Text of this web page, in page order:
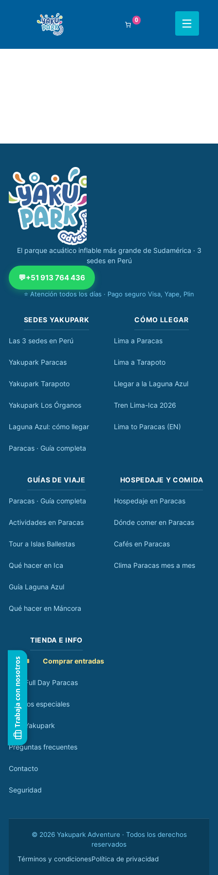
0
Navegación completa Yakupark
El parque acuático inflable más grande de Sudamérica · 3
sedes en Perú
💬+51 913 764 436
⭐ Atención todos los días · Pago seguro Visa, Yape, Plin
SEDES YAKUPARK
Las 3 sedes en Perú
Yakupark Paracas
Yakupark Tarapoto
Yakupark Los Órganos
Laguna Azul: cómo llegar
Paracas · Guía completa
CÓMO LLEGAR
Lima a Paracas
Lima a Tarapoto
Llegar a la Laguna Azul
Tren Lima-Ica 2026
Lima to Paracas (EN)
GUÍAS DE VIAJE
Paracas · Guía completa
Actividades en Paracas
Tour a Islas Ballestas
Qué hacer en Ica
Guía Laguna Azul
Qué hacer en Máncora
HOSPEDAJE Y COMIDA
Hospedaje en Paracas
Dónde comer en Paracas
Cafés en Paracas
Clima Paracas mes a mes
TIENDA E INFO
🎟️ Comprar entradas
Tour Full Day Paracas
Eventos especiales
Blog Yakupark
Preguntas frecuentes
Contacto
Seguridad
© 2026 Yakupark Adventure · Todos los derechos
reservados
Términos y condicionesPolítica de privacidad
Trabaja con nosotros